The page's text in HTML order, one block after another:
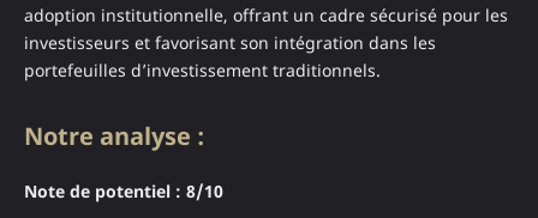
adoption institutionnelle, offrant un cadre sécurisé pour les
investisseurs et favorisant son intégration dans les
portefeuilles d’investissement traditionnels.
Notre analyse :
Note de potentiel : 8/10